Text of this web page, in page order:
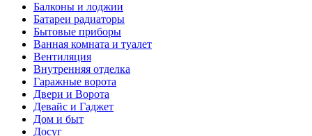
Балконы и лоджии
Батареи радиаторы‎
Бытовые приборы
Ванная комната и туалет
Вентиляция
Внутренняя отделка
Гаражные ворота
Двери и Ворота
Девайс и Гаджет
Дом и быт
Досуг